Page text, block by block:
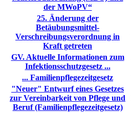
der MWoPV“
25. Änderung der
Betäubungsmittel-
Verschreibungsverordnung in
Kraft getreten
GV. Aktuelle Informationen zum
Infektionsschutzgesetz ...
... Familienpflegezeitgesetz
"Neuer" Entwurf eines Gesetzes
zur Vereinbarkeit von Pflege und
Beruf (Familienpflegezeitgesetz)